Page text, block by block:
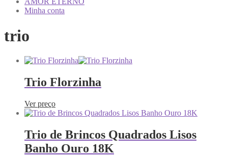
Minha conta
trio
Trio Florzinha
Ver preço
Trio de Brincos Quadrados Lisos
Banho Ouro 18K